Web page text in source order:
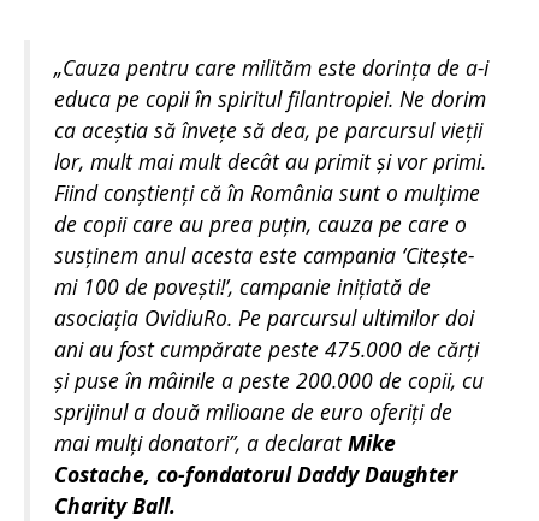
„Cauza pentru care milităm este dorința de a-i
educa pe copii în spiritul filantropiei. Ne dorim
ca aceștia să învețe să dea, pe parcursul vieții
lor, mult mai mult decât au primit și vor primi.
Fiind conștienți că în România sunt o mulțime
de copii care au prea puțin, cauza pe care o
susținem anul acesta este campania ‘Citește-
mi 100 de povești!’, campanie inițiată de
asociația OvidiuRo. Pe parcursul ultimilor doi
ani au fost cumpărate peste 475.000 de cărți
și puse în mâinile a peste 200.000 de copii, cu
sprijinul a două milioane de euro oferiți de
mai mulți donatori”, a declaratMike
Costache, co-fondatorul Daddy Daughter
Charity Ball.